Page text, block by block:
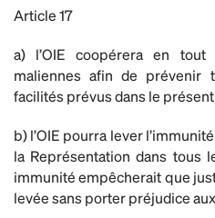
Article 17
a) l’OIE coopérera en
maliennes afin de prévenir
facilités prévus dans le
b) l’OIE pourra lever
la Représentation dans tous
immunité empêcherait que
levée sans porter préjudice